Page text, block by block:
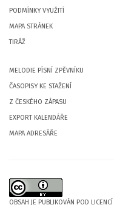
PODMÍNKY VYUŽITÍ
MAPA STRÁNEK
TIRÁŽ
MELODIE PÍSNÍ ZPĚVNÍKU
ČASOPISY KE STAŽENÍ
Z ČESKÉHO ZÁPASU
EXPORT KALENDÁŘE
MAPA ADRESÁŘE
OBSAH JE PUBLIKOVÁN POD LICENCÍ